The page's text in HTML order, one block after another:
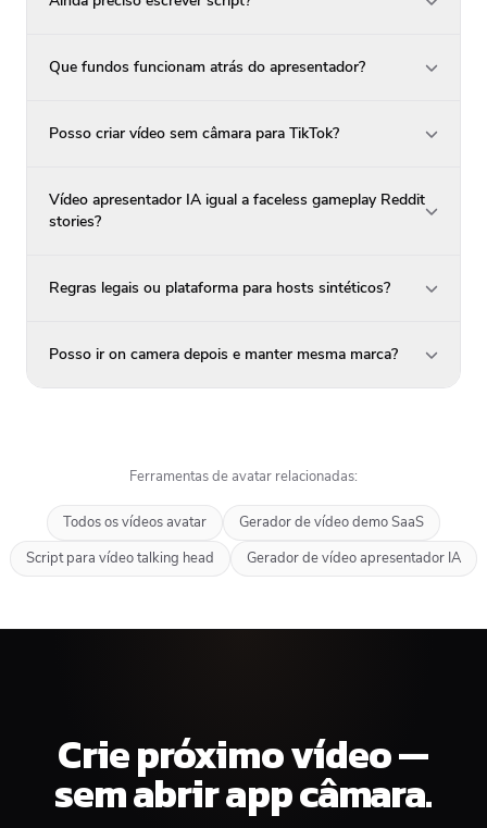
Que fundos funcionam atrás do apresentador?
Posso criar vídeo sem câmara para TikTok?
Vídeo apresentador IA igual a faceless gameplay Reddit
stories?
Regras legais ou plataforma para hosts sintéticos?
Posso ir on camera depois e manter mesma marca?
Ferramentas de avatar relacionadas:
Todos os vídeos avatar
Gerador de vídeo demo SaaS
Script para vídeo talking head
Gerador de vídeo apresentador IA
Crie próximo vídeo —
sem abrir app câmara.